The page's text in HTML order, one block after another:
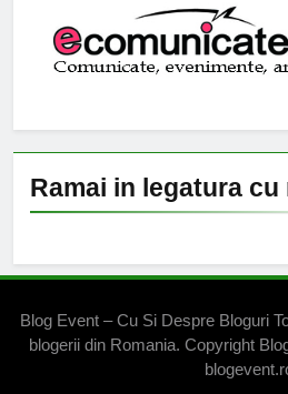
Ramai in legatura cu
Blog Event – Cu Si Despre Bloguri
blogerii din Romania. Copyright